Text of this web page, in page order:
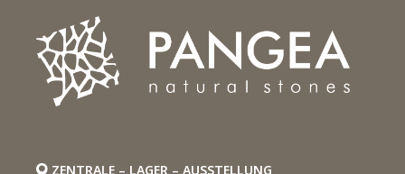
ZENTRALE – LAGER – AUSSTELLUNG